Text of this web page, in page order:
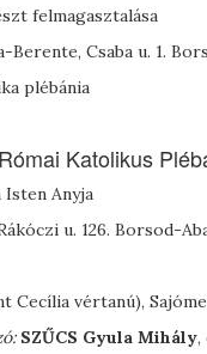
felmagasztalása
Berente, Csaba u. 1.
plébánia
Katolikus
Isten Anyja
u. 126. Borsod-
Cecília vértanú),
SZŰCS Gyula Mihály,